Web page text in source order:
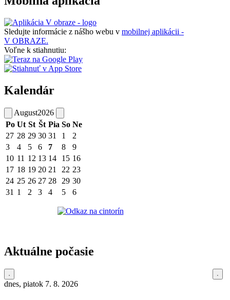
Sledujte informácie z nášho webu v mobilnej aplikácii -
V OBRAZE.
Voľne k stiahnutiu:
Kalendár
August2026
Po Ut St Št Pia So Ne
27 28 29 30 31 1
2
3
4 5 6 7 8
9
10 11 12 13 14 15 16
17 18 19 20 21 22 23
24 25 26 27 28 29 30
31 1 2 3 4 5 6
Aktuálne počasie
dnes, piatok 7. 8. 2026